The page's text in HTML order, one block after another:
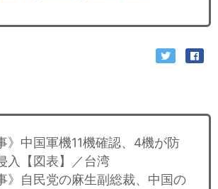
》中国軍機11機確認、4機が防
入【図表】／台湾
》自民党の麻生副総裁、中国の